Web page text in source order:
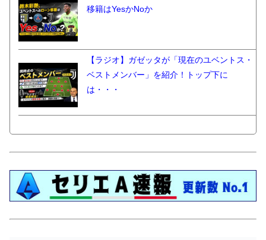
移籍はYesかNoか
【ラジオ】ガゼッタが「現在のユベントス・
ベストメンバー」を紹介！トップ下に
は・・・